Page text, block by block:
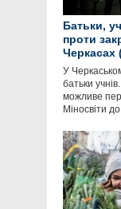
Батьки,
проти
Черкасах
У
батьки
можливе
Міносвіти